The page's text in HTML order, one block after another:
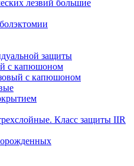
лезвий большие
защиты
с капюшоном
с капюшоном
Класс защиты IIR